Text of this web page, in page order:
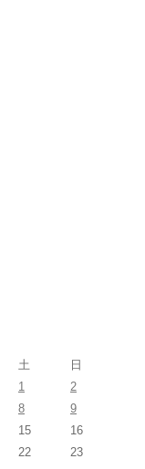
土
日
1
2
8
9
15
16
22
23